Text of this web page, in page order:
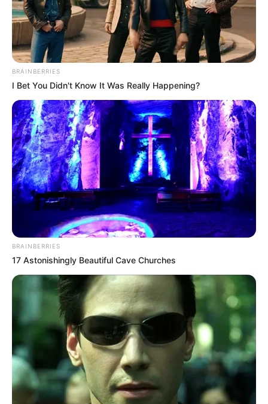
BRAINBERRIES
I Bet You Didn't Know It Was Really Happening?
BRAINBERRIES
17 Astonishingly Beautiful Cave Churches